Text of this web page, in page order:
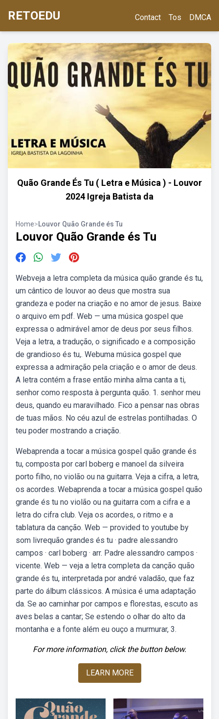
RETOEDU Contact Tos DMCA
Quão Grande És Tu ( Letra e Música ) - Louvor
2024 Igreja Batista da
Home>Louvor Quão Grande és Tu
Louvor Quão Grande és Tu
Webveja a letra completa da música quão grande és tu,
um cântico de louvor ao deus que mostra sua
grandeza e poder na criação e no amor de jesus. Baixe
o arquivo em pdf. Web — uma música gospel que
expressa o admirável amor de deus por seus filhos.
Veja a letra, a tradução, o significado e a composição
de grandioso és tu,. Webuma música gospel que
expressa a admiração pela criação e o amor de deus.
A letra contém a frase então minha alma canta a ti,
senhor como resposta à pergunta quão. 1. senhor meu
deus, quando eu maravilhado. Fico a pensar nas obras
de tuas mãos. No céu azul de estrelas pontilhadas. O
teu poder mostrando a criação.
Webaprenda a tocar a música gospel quão grande és
tu, composta por carl boberg e manoel da silveira
porto filho, no violão ou na guitarra. Veja a cifra, a letra,
os acordes. Webaprenda a tocar a música gospel quão
grande és tu no violão ou na guitarra com a cifra e a
letra do cifra club. Veja os acordes, o ritmo e a
tablatura da canção. Web — provided to youtube by
som livrequão grandes és tu · padre alessandro
campos · carl boberg · arr. Padre alessandro campos ·
vicente. Web — veja a letra completa da canção quão
grande és tu, interpretada por andré valadão, que faz
parte do álbum clássicos. A música é uma adaptação
da. Se ao caminhar por campos e florestas, escuto as
aves belas a cantar; Se estendo o olhar do alto da
montanha e a fonte além eu ouço a murmurar, 3.
For more information, click the button below.
LEARN MORE